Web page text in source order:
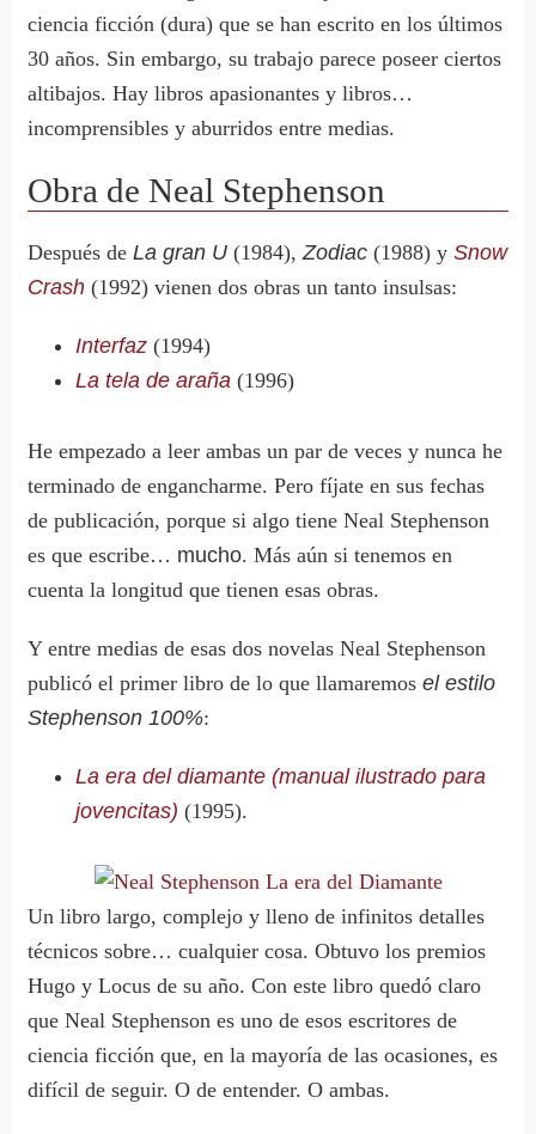
ciencia ficción (dura) que se han escrito en los últimos
30 años. Sin embargo, su trabajo parece poseer ciertos
altibajos. Hay libros apasionantes y libros…
incomprensibles y aburridos entre medias.
Obra de Neal Stephenson
Después deLa gran U (1984),Zodiac (1988) ySnow
Crash (1992) vienen dos obras un tanto insulsas:
Interfaz (1994)
La tela de araña (1996)
He empezado a leer ambas un par de veces y nunca he
terminado de engancharme. Pero fíjate en sus fechas
de publicación, porque si algo tiene Neal Stephenson
es que escribe… mucho. Más aún si tenemos en
cuenta la longitud que tienen esas obras.
Y entre medias de esas dos novelas Neal Stephenson
publicó el primer libro de lo que llamaremosel estilo
Stephenson 100%:
La era del diamante (manualilustrado para
jovencitas) (1995).
Un libro largo, complejo y lleno de infinitos detalles
técnicos sobre… cualquier cosa. Obtuvo los premios
Hugo y Locus de su año. Con este libro quedó claro
que Neal Stephenson es uno de esos escritores de
ciencia ficción que, en la mayoría de las ocasiones, es
difícil de seguir. O de entender. O ambas.